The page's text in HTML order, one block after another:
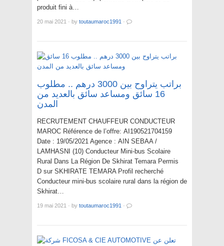
produit fini à…
20 mai 2021 · by toutaumaroc1991 ·
براتب يتراوح بين 3000 درهم .. مطلوب
16 سائق ومساعد سائق بالعديد من
المدن
RECRUTEMENT CHAUFFEUR CONDUCTEUR
MAROC Référence de l’offre: AI190521704159
Date : 19/05/2021 Agence : AIN SEBAA /
LAMHASNI (10) Conducteur Mini-bus Scolaire
Rural Dans La Région De Skhirat Temara Permis
D sur SKHIRATE TEMARA Profil recherché
Conducteur mini-bus scolaire rural dans la région de
Skhirat…
19 mai 2021 · by toutaumaroc1991 ·